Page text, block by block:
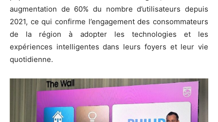
augmentation de 60% du nombre d’utilisateurs depuis
2021, ce qui confirme l’engagement des consommateurs
de la région à adopter les technologies et les
expériences intelligentes dans leurs foyers et leur vie
quotidienne.